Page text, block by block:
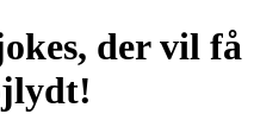
der vil få